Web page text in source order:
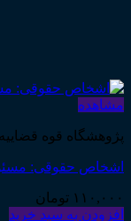
مشاهده
پژوهشگاه قوه قضاییه
اشخاص حقوقی:
۱۱۰,۰۰۰ تومان
افزودن به سبد خرید